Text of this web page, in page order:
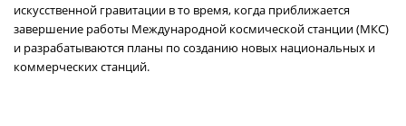
искусственной гравитации в то время, когда приближается
завершение работы Международной космической станции (МКС)
и разрабатываются планы по созданию новых национальных и
коммерческих станций.